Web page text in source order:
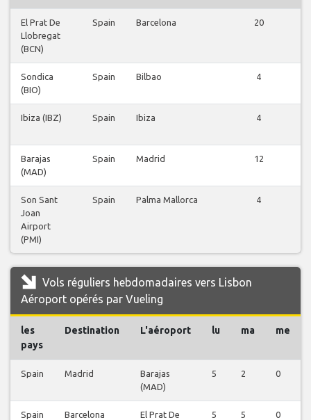
El Prat De
Llobregat
(BCN)
Spain Barcelona 20
Sondica
(BIO)
Spain Bilbao 4
Ibiza (IBZ) Spain Ibiza 4
Barajas
(MAD)
Spain Madrid 12
Son Sant
Joan
Airport
(PMI)
Spain Palma Mallorca 4
Vols réguliers hebdomadaires vers Lisbon
Aéroport opérés par Vueling
les
pays
Destination L'aéroport lu ma me
Spain Madrid
Barajas
(MAD)
5 2 0
Spain Barcelona
El Prat De
5 5 0